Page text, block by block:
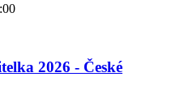
2026 - České